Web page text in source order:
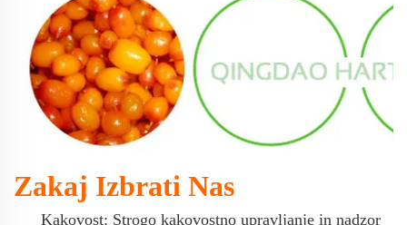
Zakaj Izbrati Nas
Kakovost: Strogo kakovostno upravljanje in nadzor